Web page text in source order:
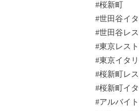
#桜新町
#世田谷イ
#世田谷レ
#東京レス
#東京イタ
#桜新町レ
#桜新町イ
#アルバイ